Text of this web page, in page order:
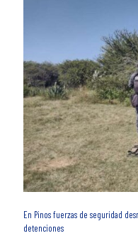
En Pinos fuerzas de seguridad
detenciones